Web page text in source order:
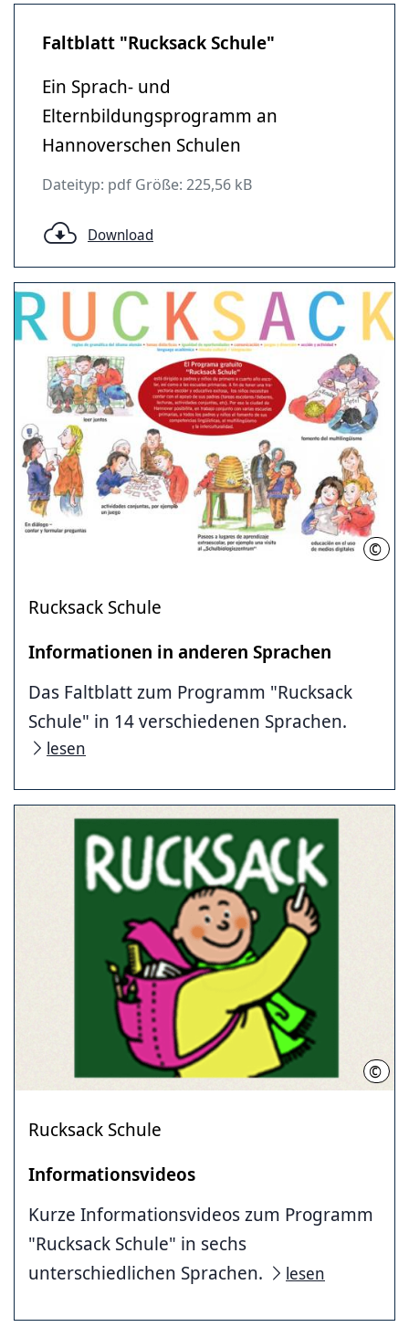
Faltblatt "Rucksack Schule"
Ein Sprach- und
Elternbildungsprogramm an
Hannoverschen Schulen
Dateityp: pdf Größe: 225,56 kB
Download
© LHH
Rucksack Schule
Informationen in anderen Sprachen
Das Faltblatt zum Programm "Rucksack
Schule" in 14 verschiedenen Sprachen.
lesen
© LHH
Rucksack Schule
Informationsvideos
Kurze Informationsvideos zum Programm
"Rucksack Schule" in sechs
unterschiedlichen Sprachen.
lesen